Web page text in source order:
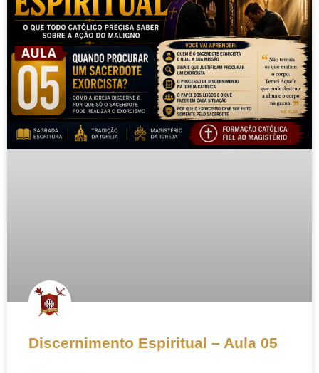
Discernimento Espiritual – Aula 05